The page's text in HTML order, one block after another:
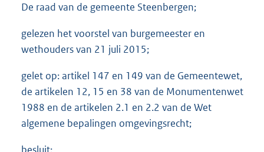
De raad van de gemeente Steenbergen;
gelezen het voorstel van burgemeester en
wethouders van 21 juli 2015;
gelet op: artikel 147 en 149 van de Gemeentewet,
de artikelen 12, 15 en 38 van de Monumentenwet
1988 en de artikelen 2.1 en 2.2 van de Wet
algemene bepalingen omgevingsrecht;